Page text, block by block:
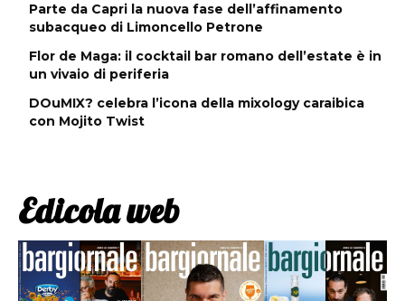
Parte da Capri la nuova fase dell’affinamento
subacqueo di Limoncello Petrone
Flor de Maga: il cocktail bar romano dell’estate è in
un vivaio di periferia
DOuMIX? celebra l’icona della mixology caraibica
con Mojito Twist
Edicola web